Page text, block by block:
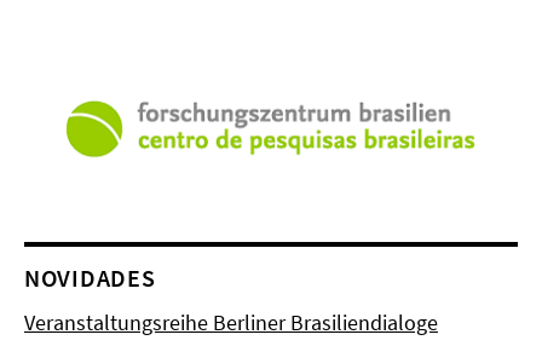
NOVIDADES
Veranstaltungsreihe Berliner Brasiliendialoge